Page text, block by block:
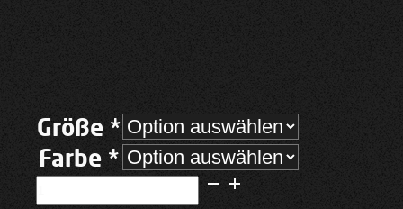
Größe *
Farbe *
Darkside: